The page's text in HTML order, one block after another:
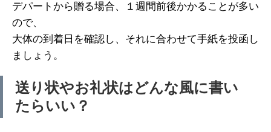
デパートから贈る場合、１週間前後かかることが多い
ので、
大体の到着日を確認し、それに合わせて手紙を投函し
ましょう。
送り状やお礼状はどんな風に書い
たらいい？